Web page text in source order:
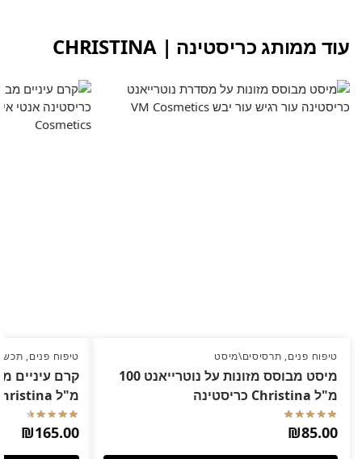
עוד ממותג כריסטינה | CHRISTINA
טיפוח פנים, תרסיסים\מיסט
מיסט מבוסס מזונות על נוטרייאנט 100
מ"ל Christina כריסטינה
₪85.00
טיפוח פנים,
מ"ל Christina כריסטינה
₪165.00